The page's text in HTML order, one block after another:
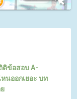
ติข้อสอบ A-
หนออกเยอะ บท